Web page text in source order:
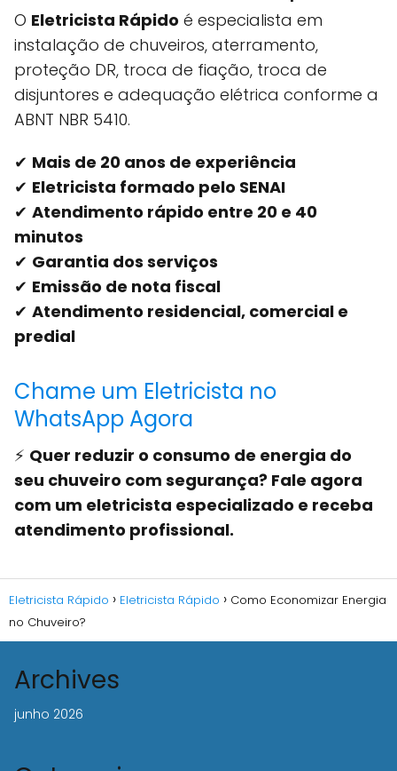
O Eletricista Rápido é especialista em
instalação de chuveiros, aterramento,
proteção DR, troca de fiação, troca de
disjuntores e adequação elétrica conforme a
ABNT NBR 5410.
✔ Mais de 20 anos de experiência
✔ Eletricista formado pelo SENAI
✔ Atendimento rápido entre 20 e 40
minutos
✔ Garantia dos serviços
✔ Emissão de nota fiscal
✔ Atendimento residencial, comercial e
predial
Chame um Eletricista no
WhatsApp Agora
⚡ Quer reduzir o consumo de energia do
seu chuveiro com segurança? Fale agora
com um eletricista especializado e receba
atendimento profissional.
Eletricista Rápido Eletricista Rápido
Como Economizar Energia
no Chuveiro?
Archives
junho 2026